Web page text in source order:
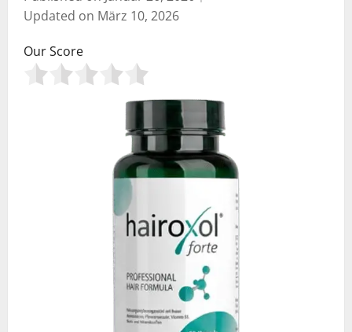
Updated on März 10, 2026
Our Score